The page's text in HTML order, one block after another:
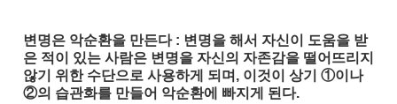
변명은 악순환을 만든다 : 변명을 해서 자신이 도움을 받
은 적이 있는 사람은 변명을 자신의 자존감을 떨어뜨리지
않기 위한 수단으로 사용하게 되며, 이것이 상기 ①이나
②의 습관화를 만들어 악순환에 빠지게 된다.